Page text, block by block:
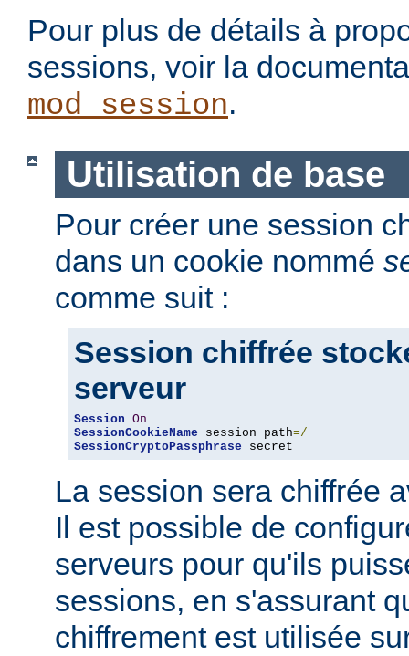
Pour plus de détails à
sessions, voir la
mod_session.
Utilisation de base
Pour créer une session
dans un cookie nommé
comme suit :
Session chiffrée
serveur
Session On
SessionCookieName session path=/
SessionCryptoPassphrase secret
La session sera chiffrée
Il est possible de
serveurs pour qu'ils
sessions, en s'assurant
chiffrement est utilisée